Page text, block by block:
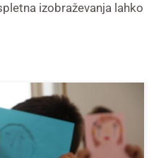
izobraževanja lahko